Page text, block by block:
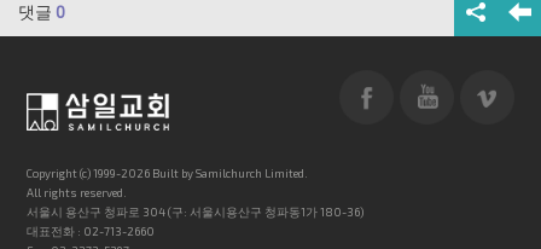
댓글 0
Copyright (c) 1999-2026 Built by Samilchurch Limited.
All rights reserved.
서울시 용산구 청파로 304 (구: 서울시용산구 청파동1가 180-36)
대표전화 : 02-713-2660